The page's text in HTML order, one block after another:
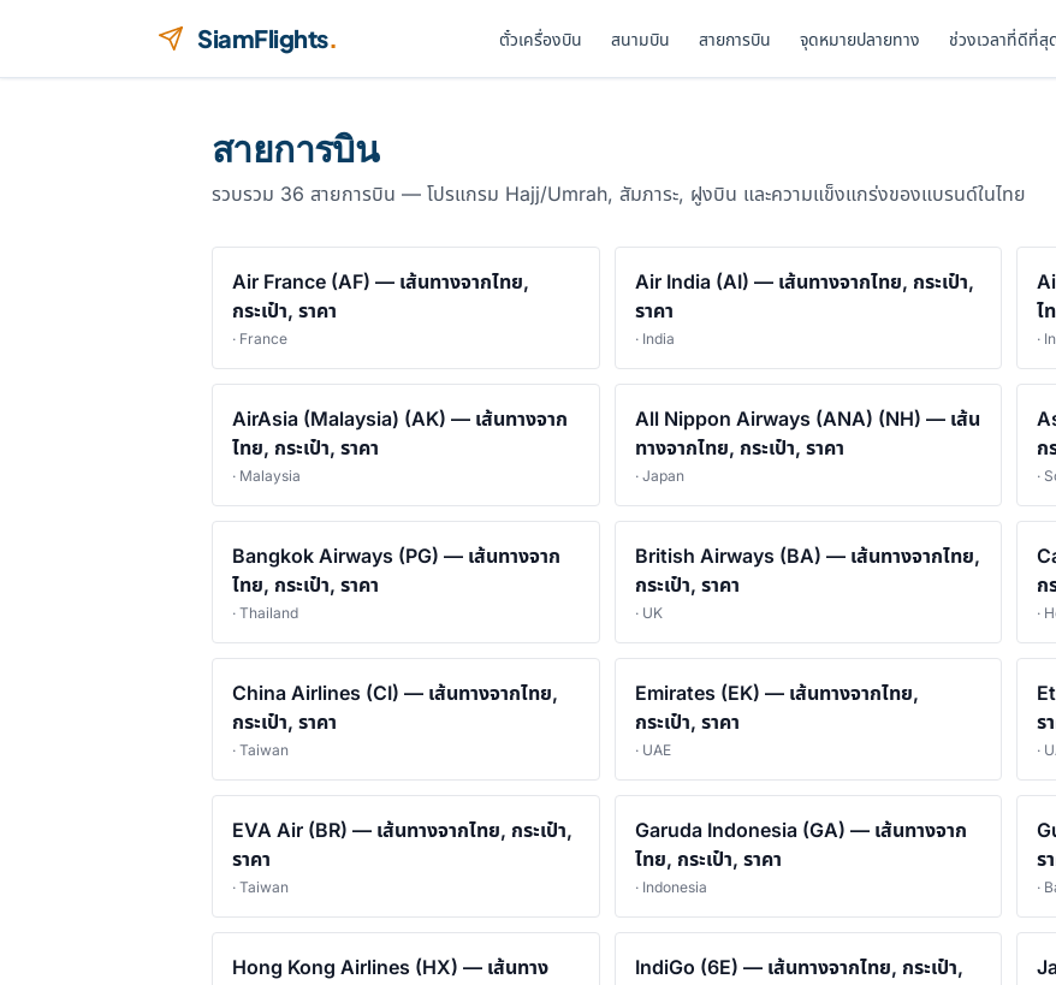
SiamFlights. ตั๋วเครื่องบิน สนามบิน สายการบิน จุดหมายปลายทาง ช่วงเวลาที่ดีที่สุ
สายการบิน
รวบรวม 36 สายการบิน — โปรแกรม Hajj/Umrah, สัมภาระ, ฝูงบิน และความแข็งแกร่งของแบรนด์ในไทย
Air France (AF) — เส้นทางจากไทย,
กระเป๋า, ราคา
· France
Air India (AI) — เส้นทางจากไทย, กระเป๋า,
ราคา
· India
ไ
·
AirAsia (Malaysia) (AK) — เส้นทางจาก
ไทย, กระเป๋า, ราคา
· Malaysia
All Nippon Airways (ANA) (NH) — เส้น
ทางจากไทย, กระเป๋า, ราคา
· Japan
ก
·
Bangkok Airways (PG) — เส้นทางจาก
ไทย, กระเป๋า, ราคา
· Thailand
British Airways (BA) — เส้นทางจากไทย,
กระเป๋า, ราคา
· UK
ก
·
China Airlines (CI) — เส้นทางจากไทย,
กระเป๋า, ราคา
· Taiwan
Emirates (EK) — เส้นทางจากไทย,
กระเป๋า, ราคา
· UAE
ร
·
EVA Air (BR) — เส้นทางจากไทย, กระเป๋า,
ราคา
· Taiwan
Garuda Indonesia (GA) — เส้นทางจาก
ไทย, กระเป๋า, ราคา
· Indonesia
ร
·
Hong Kong Airlines (HX) — เส้นทาง
IndiGo (6E) — เส้นทางจากไทย, กระเป๋า,